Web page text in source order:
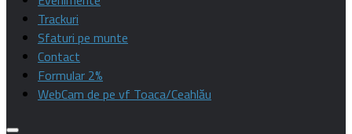
Trackuri
Sfaturi pe munte
Contact
Formular 2%
WebCam de pe vf Toaca/Ceahlău